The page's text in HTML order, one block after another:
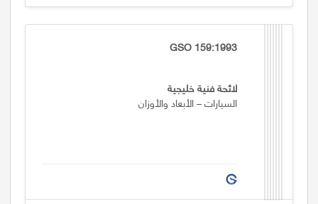
GSO 159:1993
لائحة فنية خليجية
السيارات – الأبعاد والأوزان